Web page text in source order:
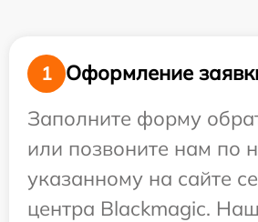
1
Оформление
Заполните форму
или позвоните нам по
указанному на сайте
центра Blackmagic.